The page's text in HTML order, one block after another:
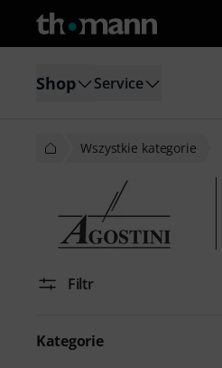
Shop Service
Wszystkie kategorie
Filtr
Kategorie